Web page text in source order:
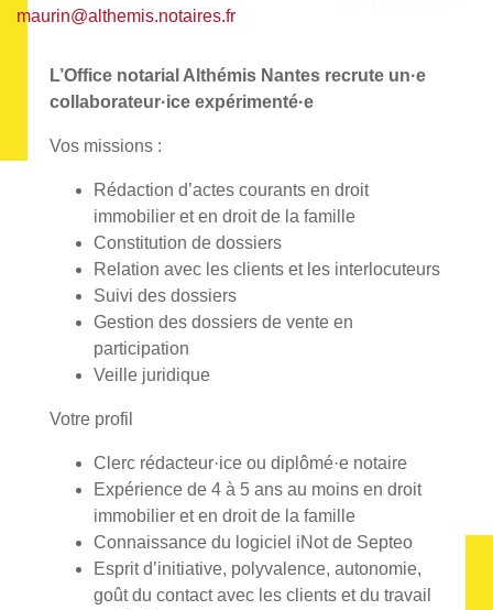
maurin@althemis.notaires.fr
L’Office notarial Althémis Nantes recrute un·e
collaborateur·ice expérimenté·e
Vos missions :
Rédaction d’actes courants en droit
immobilier et en droit de la famille
Constitution de dossiers
Relation avec les clients et les interlocuteurs
Suivi des dossiers
Gestion des dossiers de vente en
participation
Veille juridique
Votre profil
Clerc rédacteur·ice ou diplômé·e notaire
Expérience de 4 à 5 ans au moins en droit
immobilier et en droit de la famille
Connaissance du logiciel iNot de Septeo
Esprit d’initiative, polyvalence, autonomie,
goût du contact avec les clients et du travail